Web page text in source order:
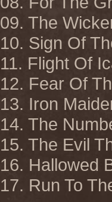
09. The
10. Sign Of
11. Flight Of
12. Fear Of
13. Iron
14. The
15. The Evil
16. Hallowed
17. Run To